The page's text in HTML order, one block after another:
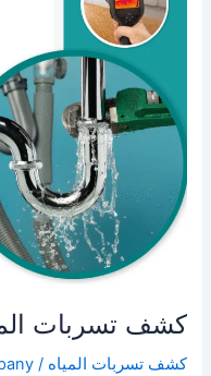
كشف تسربات
كشف تسربات المياه /